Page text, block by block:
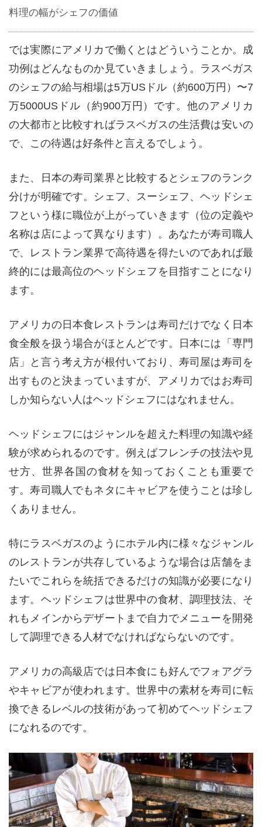
料理の幅がシェフの価値
では実際にアメリカで働くとはどういうことか。成
功例はどんなものか見ていきましょう。ラスベガス
のシェフの給与相場は5万USドル（約600万円）〜7
万5000USドル（約900万円）です。他のアメリカ
の大都市と比較すればラスベガスの生活費は安いの
で、この待遇は好条件と言えるでしょう。
また、日本の寿司業界と比較するとシェフのランク
分けが明確です。シェフ、スーシェフ、ヘッドシェ
フという様に職位が上がっていきます（位の定義や
名称は店によって異なります）。あなたが寿司職人
で、レストラン業界で高待遇を得たいのであれば最
終的には最高位のヘッドシェフを目指すことになり
ます。
アメリカの日本食レストランは寿司だけでなく日本
食全般を扱う場合がほとんどです。日本には「専門
店」と言う考え方が根付いており、寿司屋は寿司を
出すものと決まっていますが、アメリカではお寿司
しか知らない人はヘッドシェフにはなれません。
ヘッドシェフにはジャンルを超えた料理の知識や経
験が求められるのです。例えばフレンチの技法や見
せ方、世界各国の食材を知っておくことも重要で
す。寿司職人でもネタにキャビアを使うことは珍し
くありません。
特にラスベガスのようにホテル内に様々なジャンル
のレストランが共存しているような場合は店舗をま
たいでこれらを統括できるだけの知識が必要になり
ます。ヘッドシェフは世界中の食材、調理技法、そ
れもメインからデザートまで自力でメニューを開発
して調理できる人材でなければならないのです。
アメリカの高級店では日本食にも好んでフォアグラ
やキャビアが使われます。世界中の素材を寿司に転
換できるレベルの技術があって初めてヘッドシェフ
になれるのです。